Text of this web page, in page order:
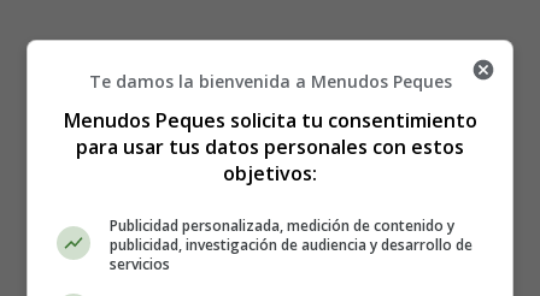
El dolor normalmentedura de 48 a 72 horas, aunque
puede durar más tiempo. Por lo general, es peor
El dolor menstrual que no tiene una causa subyacente
tiende a mejorar a medida que la mujer envejece. Muchas
mujeres también notan una mejoría después de haber
tenido hijos.
Te damos la bienvenida a Menudos Peques
Menudos Peques solicita tu consentimiento
para usar tus datos personales con estos
objetivos:
Publicidad personalizada, medición de contenido y
publicidad, investigación de audiencia y desarrollo de
servicios